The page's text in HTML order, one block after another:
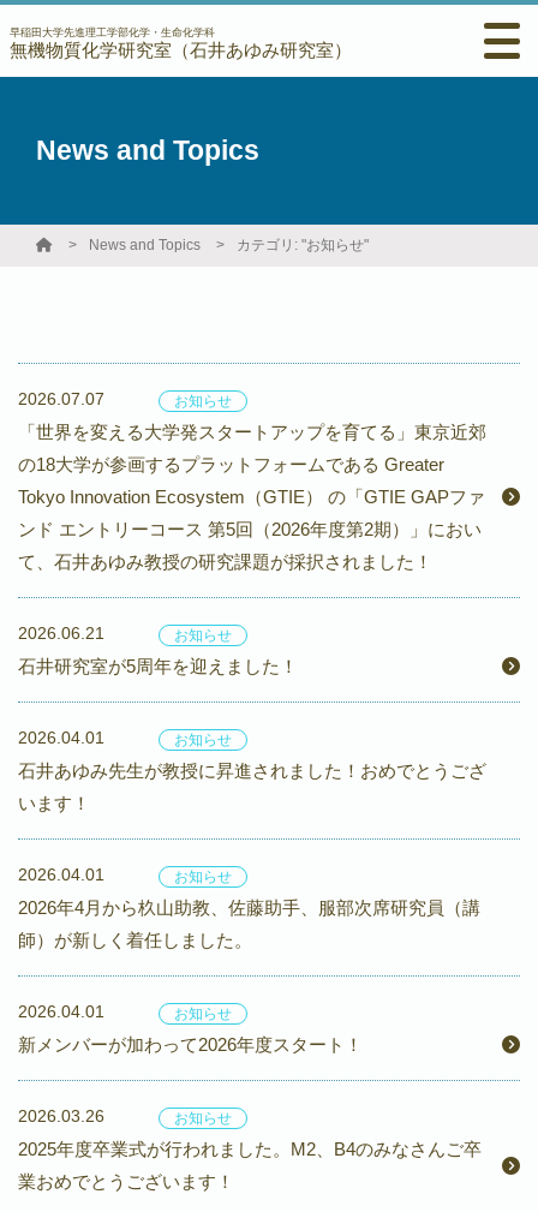
早稲田大学先進理工学部化学・生命化学科
無機物質化学研究室（石井あゆみ研究室）
News and Topics
News and Topics カテゴリ: "お知らせ"
2026.07.07 お知らせ
「世界を変える大学発スタートアップを育てる」東京近郊
の18大学が参画するプラットフォームである Greater
Tokyo Innovation Ecosystem（GTIE） の「GTIE GAPファ
ンド エントリーコース 第5回（2026年度第2期）」におい
て、石井あゆみ教授の研究課題が採択されました！
2026.06.21 お知らせ
石井研究室が5周年を迎えました！
2026.04.01 お知らせ
石井あゆみ先生が教授に昇進されました！おめでとうござ
います！
2026.04.01 お知らせ
2026年4月から杦山助教、佐藤助手、服部次席研究員（講
師）が新しく着任しました。
2026.04.01 お知らせ
新メンバーが加わって2026年度スタート！
2026.03.26 お知らせ
2025年度卒業式が行われました。M2、B4のみなさんご卒
業おめでとうございます！